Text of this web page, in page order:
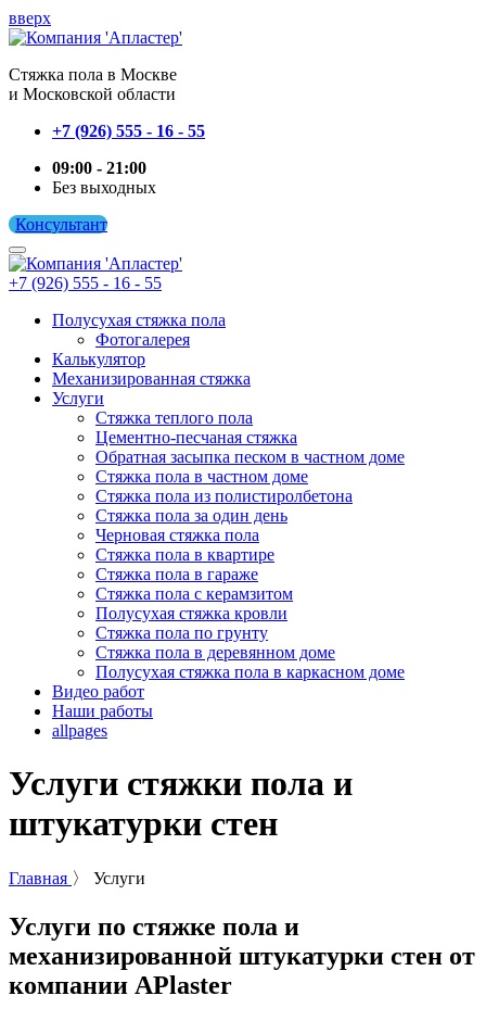
вверх
Cтяжка пола в Москве
и Московской области
+7 (926) 555 - 16 - 55
09:00 - 21:00
Без выходных
Консультант
+7 (926) 555 - 16 - 55
Полусухая стяжка пола
Фотогалерея
Калькулятор
Механизированная стяжка
Услуги
Стяжка теплого пола
Цементно-песчаная стяжка
Обратная засыпка песком в частном доме
Стяжка пола в частном доме
Стяжка пола из полистиролбетона
Стяжка пола за один день
Черновая стяжка пола
Стяжка пола в квартире
Стяжка пола в гараже
Стяжка пола с керамзитом
Полусухая стяжка кровли
Стяжка пола по грунту
Стяжка пола в деревянном доме
Полусухая стяжка пола в каркасном доме
Видео работ
Наши работы
allpages
Услуги стяжки пола и
штукатурки стен
Главная 〉 Услуги
Услуги по стяжке пола и
механизированной штукатурки стен от
компании APlaster